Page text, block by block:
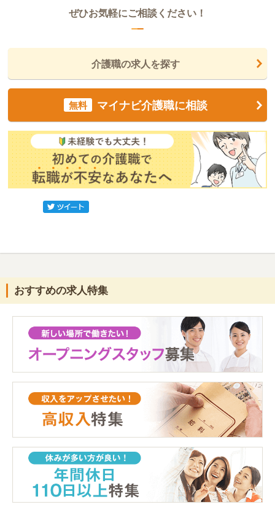
ぜひお気軽にご相談ください！
介護職の求人を探す
無料 マイナビ介護職に相談
おすすめの求人特集